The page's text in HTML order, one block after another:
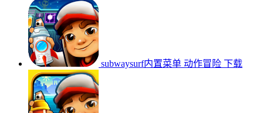
subwaysurf内置菜单 动作冒险 下载